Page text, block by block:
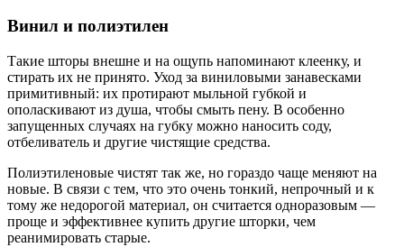
Винил и полиэтилен
Такие шторы внешне и на ощупь напоминают клеенку, и
стирать их не принято. Уход за виниловыми занавесками
примитивный: их протирают мыльной губкой и
ополаскивают из душа, чтобы смыть пену. В особенно
запущенных случаях на губку можно наносить соду,
отбеливатель и другие чистящие средства.
Полиэтиленовые чистят так же, но гораздо чаще меняют на
новые. В связи с тем, что это очень тонкий, непрочный и к
тому же недорогой материал, он считается одноразовым —
проще и эффективнее купить другие шторки, чем
реанимировать старые.